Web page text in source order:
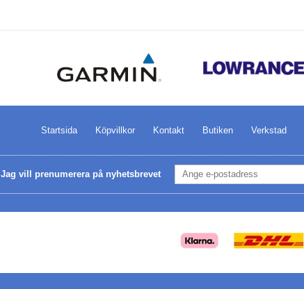
Startsida Köpvillkor Kontakt Butiken Verkstad
Jag vill prenumerera på nyhetsbrevet